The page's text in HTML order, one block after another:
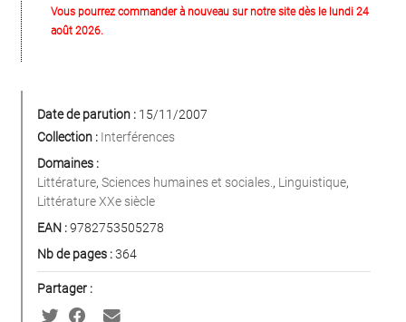
Vous pourrez commander à nouveau sur notre site dès le lundi 24
août 2026.
Date de parution : 15/11/2007
Collection : Interférences
Domaines :
Littérature, Sciences humaines et sociales. , Linguistique,
Littérature XXe siècle
EAN :9782753505278
Nb de pages :364
Partager :